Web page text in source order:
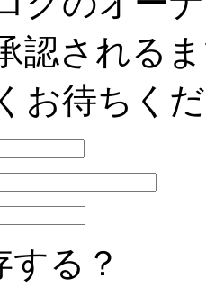
認される
お待ちく
る？